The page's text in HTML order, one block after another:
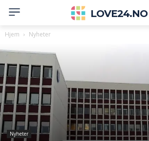
LOVE24.NO
Hjem Nyheter
Nyheter